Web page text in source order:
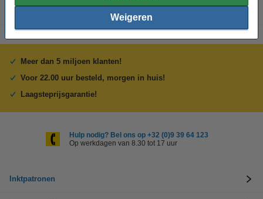
Weigeren
Meer dan 5 miljoen klanten!
Voor 22.00 uur besteld, morgen in huis!
Laagsteprijsgarantie!
Hulp nodig? Bel ons op +32 (0)9 39 64 123
Op werkdagen van 8.30 tot 17 uur
Inktpatronen